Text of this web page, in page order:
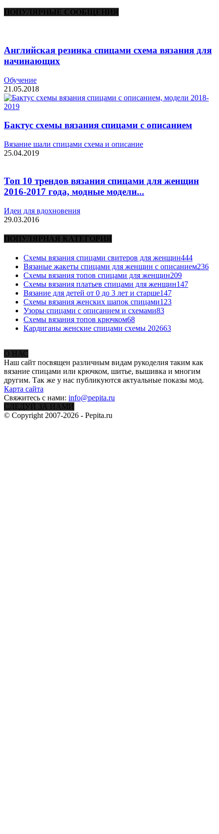
ПОПУЛЯРНЫЕ СООБЩЕНИЯ
Английская резинка спицами схема вязания для
начинающих
Обучение
21.05.2018
Бактус схемы вязания спицами с описанием
Вязание шали спицами схема и описание
25.04.2019
Топ 10 трендов вязания спицами для женщин
2016-2017 года, модные модели...
Идеи для вдохновения
29.03.2016
ПОПУЛЯРНАЯ КАТЕГОРИЯ
Схемы вязания спицами свитеров для женщин444
Вязаные жакеты спицами для женщин с описанием236
Схемы вязания топов спицами для женщин209
Схемы вязания платьев спицами для женщин147
Вязание для детей от 0 до 3 лет и старше147
Схемы вязания женских шапок спицами123
Узоры спицами с описанием и схемами83
Схемы вязания топов крючком68
Кардиганы женские спицами схемы 202663
О НАС
Наш сайт посвящен различным видам рукоделия таким как
вязание спицами или крючком, шитье, вышивка и многим
другим. Так же у нас публикуются актуальные показы мод.
Карта сайта
Свяжитесь с нами: info@pepita.ru
СЛЕДУЙ ЗА НАМИ
© Copyright 2007-2026 - Pepita.ru